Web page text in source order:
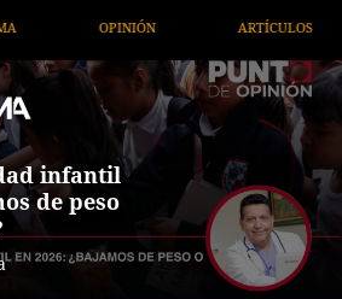
OPINIÓN ARTÍCULOS ARTE
infantil
de peso